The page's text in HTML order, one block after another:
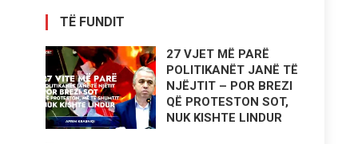
TË FUNDIT
27 VJET MË PARË
POLITIKANËT JANË TË
NJËJTIT – POR BREZI
QË PROTESTON SOT,
NUK KISHTE LINDUR